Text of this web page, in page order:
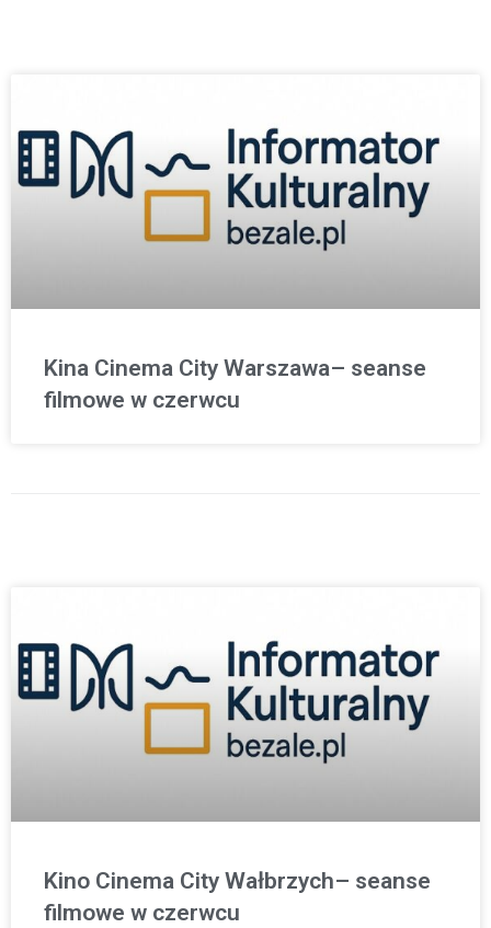
Kina Cinema City Warszawa– seanse
filmowe w czerwcu
Kino Cinema City Wałbrzych– seanse
filmowe w czerwcu